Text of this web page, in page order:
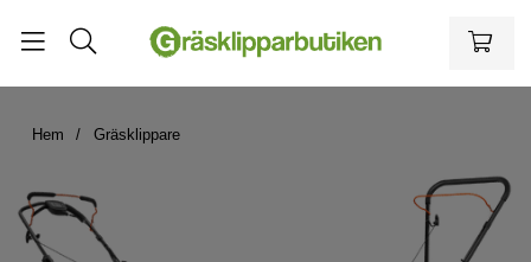
Hem Gräsklippare